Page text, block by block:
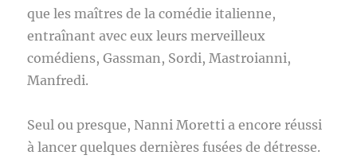
que les maîtres de la comédie italienne,
entraînant avec eux leurs merveilleux
comédiens, Gassman, Sordi, Mastroianni,
Manfredi.
Seul ou presque, Nanni Moretti a encore réussi
à lancer quelques dernières fusées de détresse.